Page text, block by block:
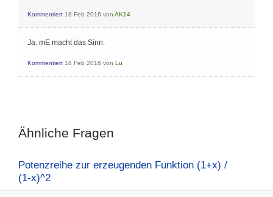
Kommentiert 18 Feb 2016 von AK14
Ja. mE macht das Sinn.
Kommentiert 18 Feb 2016 von Lu
Ähnliche Fragen
Potenzreihe zur erzeugenden Funktion (1+x) /
(1-x)^2